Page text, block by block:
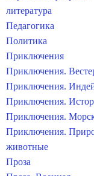
литература
Педагогика
Политика
Приключения
Приключения.
Приключения.
Приключения.
Приключения.
Приключения.
животные
Проза